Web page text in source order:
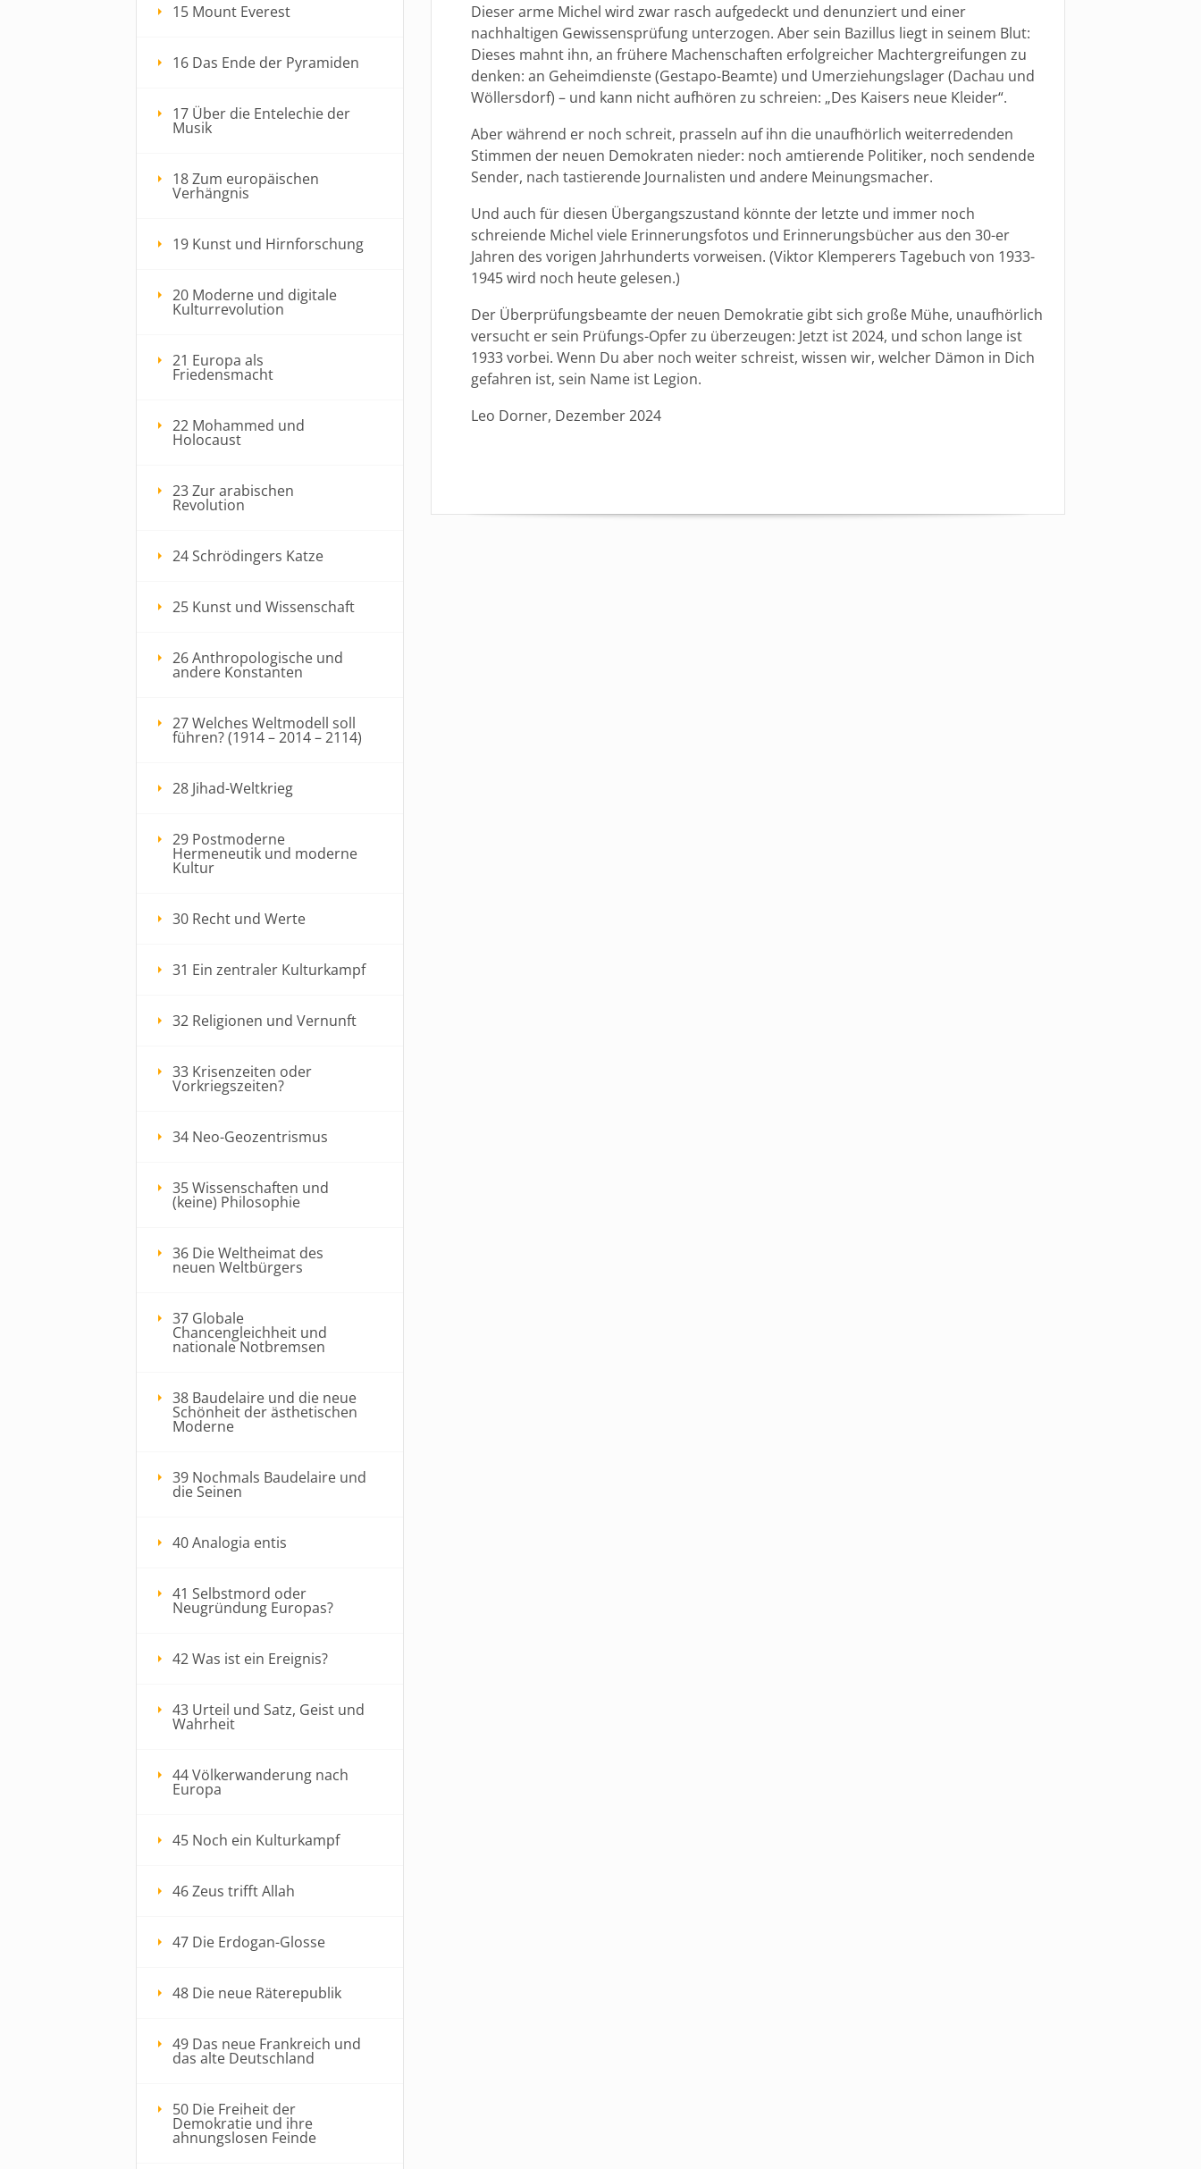
Dieser arme Michel wird zwar rasch aufgedeckt und denunziert und einer
nachhaltigen Gewissensprüfung unterzogen. Aber sein Bazillus liegt in seinem Blut:
Dieses mahnt ihn, an frühere Machenschaften erfolgreicher Machtergreifungen zu
denken: an Geheimdienste (Gestapo-Beamte) und Umerziehungslager (Dachau und
Wöllersdorf) – und kann nicht aufhören zu schreien: „Des Kaisers neue Kleider“.
Aber während er noch schreit, prasseln auf ihn die unaufhörlich weiterredenden
Stimmen der neuen Demokraten nieder: noch amtierende Politiker, noch sendende
Sender, nach tastierende Journalisten und andere Meinungsmacher.
Und auch für diesen Übergangszustand könnte der letzte und immer noch
schreiende Michel viele Erinnerungsfotos und Erinnerungsbücher aus den 30-er
Jahren des vorigen Jahrhunderts vorweisen. (Viktor Klemperers Tagebuch von 1933-
1945 wird noch heute gelesen.)
Der Überprüfungsbeamte der neuen Demokratie gibt sich große Mühe, unaufhörlich
versucht er sein Prüfungs-Opfer zu überzeugen: Jetzt ist 2024, und schon lange ist
1933 vorbei. Wenn Du aber noch weiter schreist, wissen wir, welcher Dämon in Dich
gefahren ist, sein Name ist Legion.
Leo Dorner, Dezember 2024
15 Mount Everest
16 Das Ende der Pyramiden
17 Über die Entelechie der
Musik
18 Zum europäischen
Verhängnis
19 Kunst und Hirnforschung
20 Moderne und digitale
Kulturrevolution
21 Europa als
Friedensmacht
22 Mohammed und
Holocaust
23 Zur arabischen
Revolution
24 Schrödingers Katze
25 Kunst und Wissenschaft
26 Anthropologische und
andere Konstanten
27 Welches Weltmodell soll
führen? (1914 – 2014 – 2114)
28 Jihad-Weltkrieg
29 Postmoderne
Hermeneutik und moderne
Kultur
30 Recht und Werte
31 Ein zentraler Kulturkampf
32 Religionen und Vernunft
33 Krisenzeiten oder
Vorkriegszeiten?
34 Neo-Geozentrismus
35 Wissenschaften und
(keine) Philosophie
36 Die Weltheimat des
neuen Weltbürgers
37 Globale
Chancengleichheit und
nationale Notbremsen
38 Baudelaire und die neue
Schönheit der ästhetischen
Moderne
39 Nochmals Baudelaire und
die Seinen
40 Analogia entis
41 Selbstmord oder
Neugründung Europas?
42 Was ist ein Ereignis?
43 Urteil und Satz, Geist und
Wahrheit
44 Völkerwanderung nach
Europa
45 Noch ein Kulturkampf
46 Zeus trifft Allah
47 Die Erdogan-Glosse
48 Die neue Räterepublik
49 Das neue Frankreich und
das alte Deutschland
50 Die Freiheit der
Demokratie und ihre
ahnungslosen Feinde